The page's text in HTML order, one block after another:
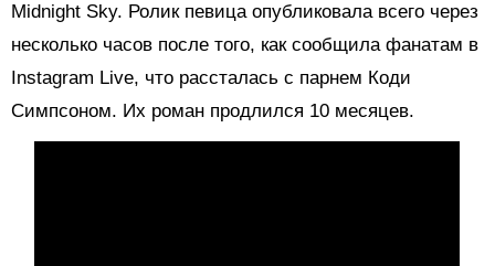
Midnight Sky. Ролик певица опубликовала всего через
несколько часов после того, как сообщила фанатам в
Instagram Live, что рассталась с парнем Коди
Симпсоном. Их роман продлился 10 месяцев.